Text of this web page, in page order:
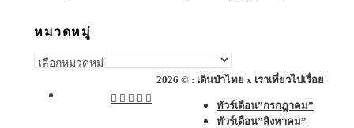
หมวดหมู่
หมวด
2026 © : เดินป่าไทย x เราเที่ยวไปเรื่อย
ทัวร์เดือน”กรกฎาคม”
ทัวร์เดือน”สิงหาคม”